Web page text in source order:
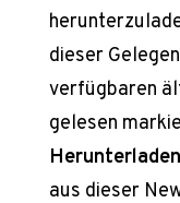
dieser
verfügbaren
gelesen
Herunterladen
aus dieser